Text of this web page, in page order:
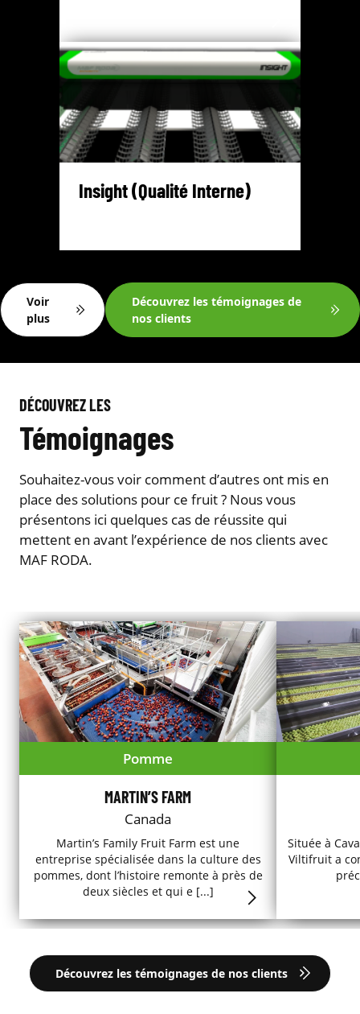
Insight (Qualité Interne)
Voir
plus
Découvrez les témoignages de
nos clients
DÉCOUVREZ LES
Témoignages
Souhaitez-vous voir comment d’autres ont mis en
place des solutions pour ce fruit ? Nous vous
présentons ici quelques cas de réussite qui
mettent en avant l’expérience de nos clients avec
MAF RODA.
Pomme
MARTIN’S FARM
Canada
Martin’s Family Fruit Farm est une
entreprise spécialisée dans la culture des
pommes, dont l’histoire remonte à près de
deux siècles et qui e [...]
Située à
Viltifruit a
Découvrez les témoignages de nos clients